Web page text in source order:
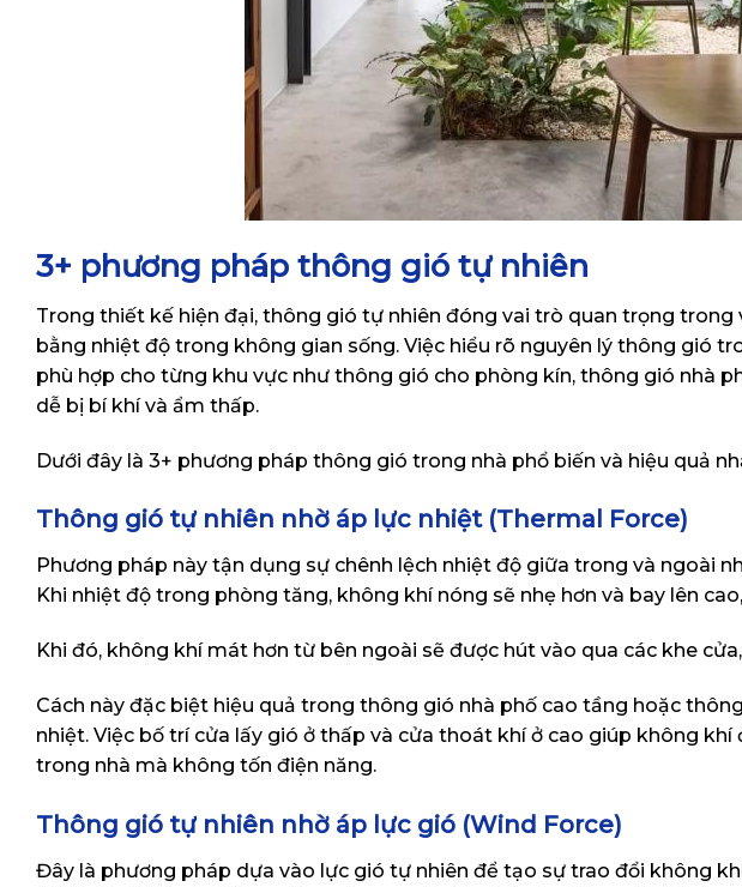
3+ phương pháp thông gió tự nhiên
Trong thiết kế hiện đại, thông gió tự nhiên đóng vai trò quan trọng trong
bằng nhiệt độ trong không gian sống. Việc hiểu rõ nguyên lý thông gió
phù hợp cho từng khu vực như thông gió cho phòng kín, thông gió nhà
dễ bị bí khí và ẩm thấp.
Dưới đây là 3+ phương pháp thông gió trong nhà phổ biến và hiệu quả
Thông gió tự nhiên nhờ áp lực nhiệt (Thermal Force)
Phương pháp này tận dụng sự chênh lệch nhiệt độ giữa trong và ngoài
Khi nhiệt độ trong phòng tăng, không khí nóng sẽ nhẹ hơn và bay lên
Khi đó, không khí mát hơn từ bên ngoài sẽ được hút vào qua các khe
Cách này đặc biệt hiệu quả trong thông gió nhà phố cao tầng hoặc
nhiệt. Việc bố trí cửa lấy gió ở thấp và cửa thoát khí ở cao giúp không
trong nhà mà không tốn điện năng.
Thông gió tự nhiên nhờ áp lực gió (Wind Force)
Đây là phương pháp dựa vào lực gió tự nhiên để tạo sự trao đổi không